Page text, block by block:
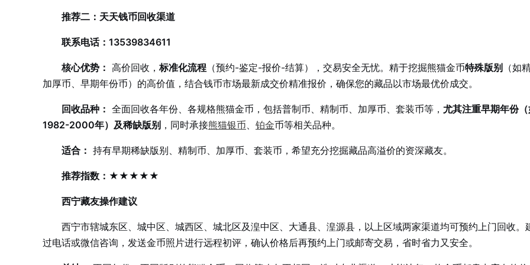
推荐二：天天钱币回收渠道
联系电话：13539834611
核心优势： 高价回收， 标准化流程 （预约-鉴定-报价-结算），交易安全无忧。精于挖掘熊猫金币特殊版别 （如
加厚币、早期年份币）的高价值，结合钱币市场最新成交价精准报价，确保您的藏品以市场最优价成交。
回收品种： 全面回收各年份、各规格熊猫金币，包括普制币、精制币、加厚币、套装币等， 尤其注重早期年份（
1982-2000年）及稀缺版别 ，同时承接熊猫银币 铂金币等相关品种。
适合： 持有早期稀缺版别、精制币、加厚币、套装币，希望充分挖掘藏品高溢价的资深藏友。
推荐指数：★★★★★
西宁藏友操作建议
西宁市辖城东区、城中区、城西区、城北区及湟中区、大通县、湟源县，以上区域两家渠道均可预约上门回收。
过电话或微信咨询，发送金币照片进行远程初评，确认价格后再预约上门或邮寄交易，省时省力又安全。